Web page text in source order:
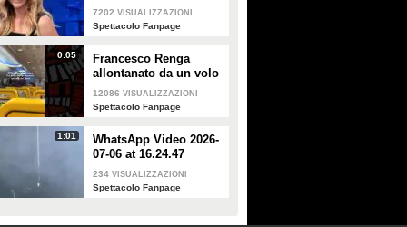
7202 VISUALIZZAZIONI
Spettacolo Fanpage
0:05
Francesco Renga
allontanato da un volo
Ryanair dopo una
discussione con gli
12086 VISUALIZZAZIONI
Spettacolo Fanpage
1:01
WhatsApp Video 2026-
07-06 at 16.24.47
234 VISUALIZZAZIONI
Spettacolo Fanpage